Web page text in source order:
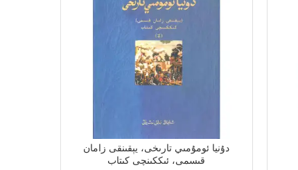
دۇنيا ئومۇمىي تارىخى، يېقىنقى زامان
قىسمى، ئىككىنچى كىتاب